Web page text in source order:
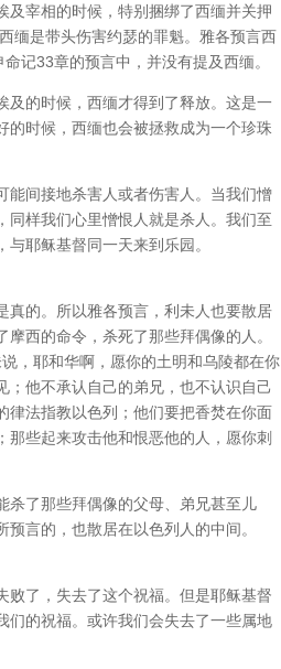
及宰相的时候，特别捆绑了西缅并关押
缅是带头伤害约瑟的罪魁。雅各预言西
记33章的预言中，并没有提及西缅。
及的时候，西缅才得到了释放。这是一
的时候，西缅也会被拯救成为一个珍珠
能间接地杀害人或者伤害人。当我们憎
同样我们心里憎恨人就是杀人。我们至
耶稣基督同一天来到乐园。
真的。所以雅各预言，利未人也要散居
西的命令，杀死了那些拜偶像的人。
，耶和华啊，愿你的土明和乌陵都在你
他不承认自己的弟兄，也不认识自己
律法指教以色列；他们要把香焚在你面
些起来攻击他和恨恶他的人，愿你刺
杀了那些拜偶像的父母、弟兄甚至儿
言的，也散居在以色列人的中间。
败了，失去了这个祝福。但是耶稣基督
们的祝福。或许我们会失去了一些属地